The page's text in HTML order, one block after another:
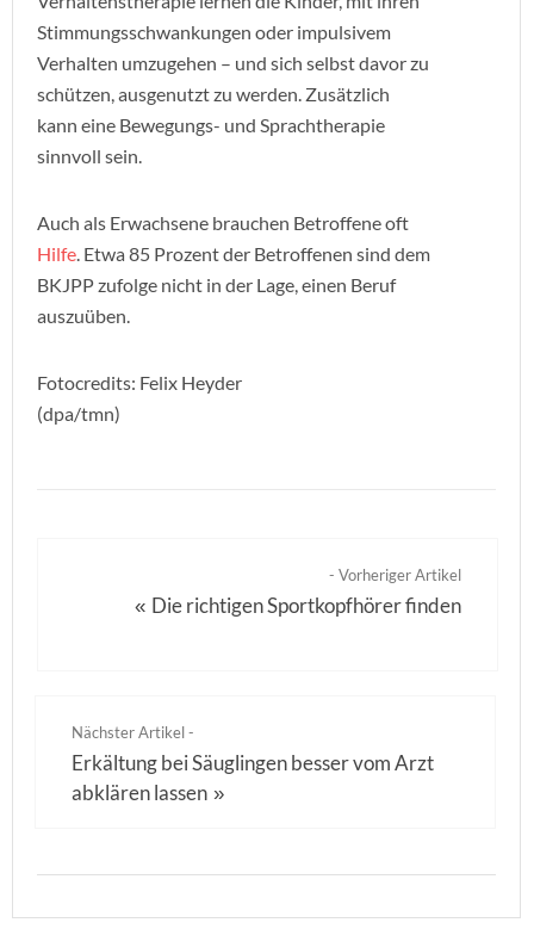
Stimmungsschwankungen oder impulsivem
Verhalten umzugehen – und sich selbst davor zu
schützen, ausgenutzt zu werden. Zusätzlich
kann eine Bewegungs- und Sprachtherapie
sinnvoll sein.
Auch als Erwachsene brauchen Betroffene oft
Hilfe. Etwa 85 Prozent der Betroffenen sind dem
BKJPP zufolge nicht in der Lage, einen Beruf
auszuüben.
Fotocredits: Felix Heyder
(dpa/tmn)
- Vorheriger Artikel
« Die richtigen Sportkopfhörer finden
Nächster Artikel -
Erkältung bei Säuglingen besser vom Arzt
abklären lassen »